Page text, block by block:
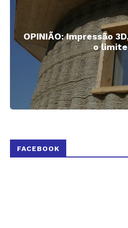
OPINIÃO: Impressão
o
FACEBOOK